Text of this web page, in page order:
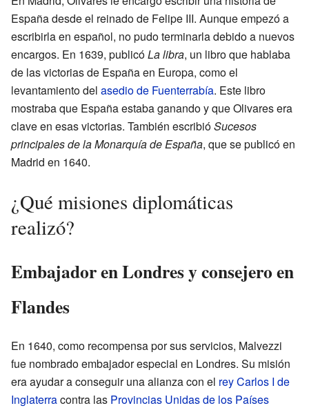
España desde el reinado de Felipe III. Aunque empezó a
escribirla en español, no pudo terminarla debido a nuevos
encargos. En 1639, publicóLa libra, un libro que hablaba
de las victorias de España en Europa, como el
levantamiento del asedio de Fuenterrabía. Este libro
mostraba que España estaba ganando y que Olivares era
clave en esas victorias. También escribióSucesos
principales de la Monarquía de España, que se publicó en
Madrid en 1640.
¿Qué misiones diplomáticas
realizó?
Embajador en Londres y consejero en
Flandes
En 1640, como recompensa por sus servicios, Malvezzi
fue nombrado embajador especial en Londres. Su misión
era ayudar a conseguir una alianza con el rey Carlos I de
Inglaterracontra las Provincias Unidas de los Países